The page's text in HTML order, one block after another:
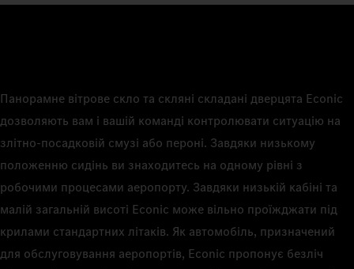
Панорамне вітрове скло та скляні складані дверцята Econic
дозволяють вам і вашій команді контролювати ситуацію на
злітно-посадковій смузі або пероні. Завдяки низькому
положенню сидінь ви знаходитесь на одному рівні з
робочими процесами аеропорту. Завдяки низькій кабіні та
малій загальній висоті Econic може вільно проїжджати під
крилами стандартних літаків. Як автомобіль, призначений
для обслуговування аеропортів, Econic пропонує безліч